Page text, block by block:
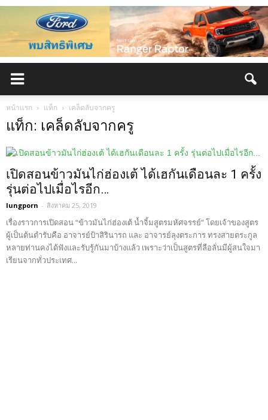
หน้าแรก แท็ก เคล็ดลับจากครู
แท็ก: เคล็ดลับจากครู
เปิดสอนข้าวมันไก่ฮ่องเต้ ได้เฮกันเดือนละ 1 ครั้ง
รุ่นต่อไปเมื่อไรอีก…
lungporn - สิงหาคม 25, 2019
เรื่องราวการเปิดสอน “ข้าวมันไก่ฮ่องเต้ น้ำจิ้มสูตรมหัศจรรย์” โดยเจ้าของสูตร
ผู้เป็นต้นตำรับคือ อาจารย์ป้าสิรินารถ และ อาจารย์ลุงตระการ ทรงสายตระกูล
หลายท่านคงได้ฟังและรับรู้กันมาบ้างแล้ว เพราะว่าเป็นสูตรที่ลือลั่นมีผู้สนใจมา
เรียนจากทั่วประเทศ...